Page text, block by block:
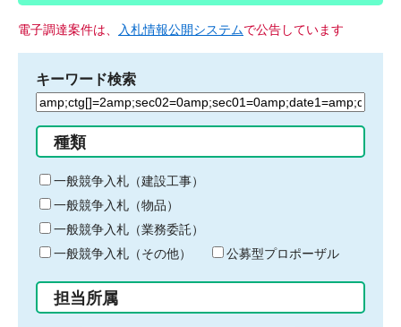
電子調達案件は、 入札情報公開システムで公告しています
キーワード検索
検
る
キ
ー
ワ
ー
ド
入
力
種類
一般競争入札（建設工事）
一般競争入札（物品）
一般競争入札（業務委託）
一般競争入札（その他）
公募型プロポーザル
担当所属